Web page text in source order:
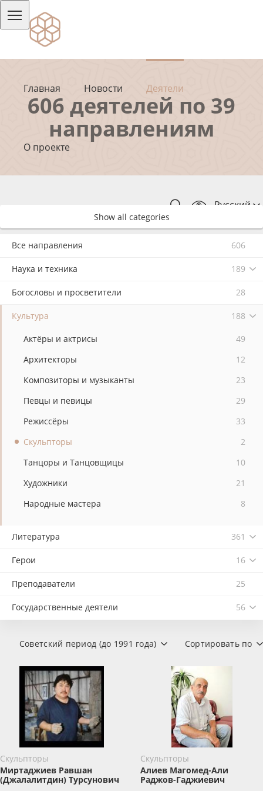
Главная Новости Деятели
О проекте
Русский
606 деятелей по 39
направлениям
Show all categories
Все направления 606
Наука и техника 189
Богословы и просветители 28
Культура 188
Актёры и актрисы
49
Архитекторы
12
Композиторы и музыканты
23
Певцы и певицы
29
Режиссёры
33
Скульпторы
2
Танцоры и Танцовщицы
10
Художники
21
Народные мастера
8
Литература 361
Герои 16
Преподаватели 25
Государственные деятели 56
Сортировать по
Советский период (до 1991 года)
Скульпторы
Миртаджиев Равшан
(Джалалитдин) Турсунович
Скульпторы
Алиев Магомед-Али
Раджов-Гаджиевич